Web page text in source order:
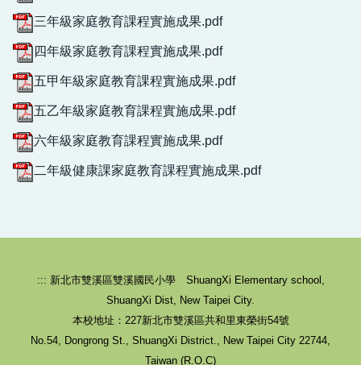
109學年度家庭教育成果
家庭教育資源網
三年級家庭教育課程實施成果.pdf
四年級家庭教育課程實施成果.pdf
五甲年級家庭教育課程實施成果.pdf
五乙年級家庭教育課程實施成果.pdf
六年級家庭教育課程實施成果.pdf
二年級健康課家庭教育課程實施成果.pdf
::: 新北市雙溪區雙溪國民小學 ShuangXi Elementary school,
ShuangXi Dist, New Taipei City.
本校地址：227新北市雙溪區共和里東榮街54號
No.54, Dongrong St., ShuangXi District., New Taipei City 22744,
Taiwan (R.O.C)